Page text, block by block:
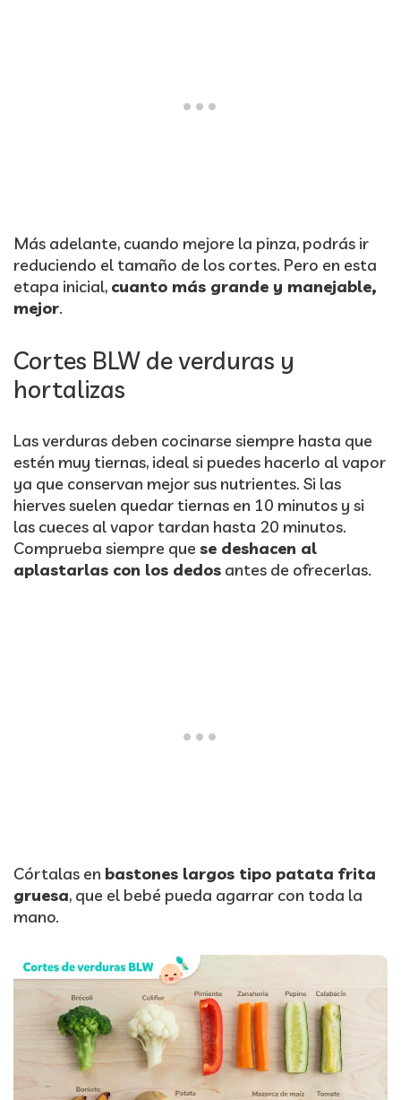
Más adelante, cuando mejore la pinza, podrás ir
reduciendo el tamaño de los cortes. Pero en esta
etapa inicial, cuanto más grande y manejable,
mejor.
Cortes BLW de verduras y
hortalizas
Las verduras deben cocinarse siempre hasta que
estén muy tiernas, ideal si puedes hacerlo al vapor
ya que conservan mejor sus nutrientes. Si las
hierves suelen quedar tiernas en 10 minutos y si
las cueces al vapor tardan hasta 20 minutos.
Comprueba siempre que se deshacen al
aplastarlas con los dedos antes de ofrecerlas.
Córtalas en bastones largos tipo patata frita
gruesa, que el bebé pueda agarrar con toda la
mano.